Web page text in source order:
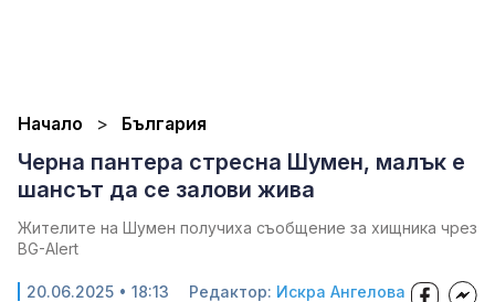
Начало България
Черна пантера стресна Шумен, малък е
шансът да се залови жива
Жителите на Шумен получиха съобщение за хищника чрез
BG-Alert
20.06.2025 • 18:13 Редактор: Искра Ангелова